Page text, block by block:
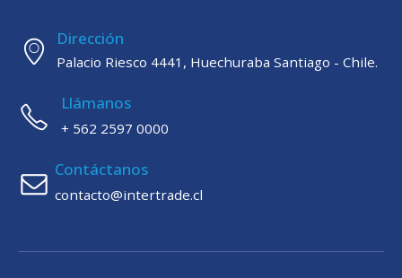
Dirección
Palacio Riesco 4441, Huechuraba Santiago - Chile.
Llámanos
+ 562 2597 0000
Contáctanos
contacto@intertrade.cl